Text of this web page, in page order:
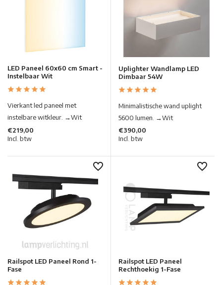
LED Paneel 60x60 cm Smart -
Instelbaar Wit
Vierkant led paneel met
instelbare witkleur. →Wit
€219,00
Incl. btw
Uplighter Wandlamp LED
Dimbaar 54W
Minimalistische wand uplight
5600 lumen. →Wit
€390,00
Incl. btw
Railspot LED Paneel Rond 1-
Fase
Railspot LED Paneel
Rechthoekig 1-Fase